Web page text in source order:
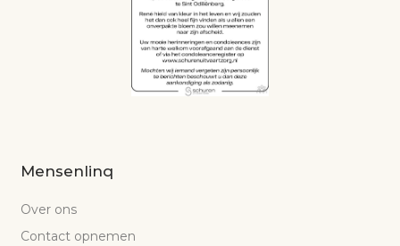
Mensenlinq
Over ons
Contact opnemen